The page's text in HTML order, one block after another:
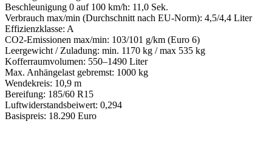
Beschleunigung 0 auf 100 km/h: 11,0 Sek.
Verbrauch max/min (Durchschnitt nach EU-Norm): 4,5/4,4 Liter
Effizienzklasse: A
CO2-Emissionen max/min: 103/101 g/km (Euro 6)
Leergewicht / Zuladung: min. 1170 kg / max 535 kg
Kofferraumvolumen: 550–1490 Liter
Max. Anhängelast gebremst: 1000 kg
Wendekreis: 10,9 m
Bereifung: 185/60 R15
Luftwiderstandsbeiwert: 0,294
Basispreis: 18.290 Euro